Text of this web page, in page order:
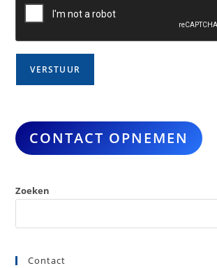
CONTACT OPNEMEN
Zoeken
Contact